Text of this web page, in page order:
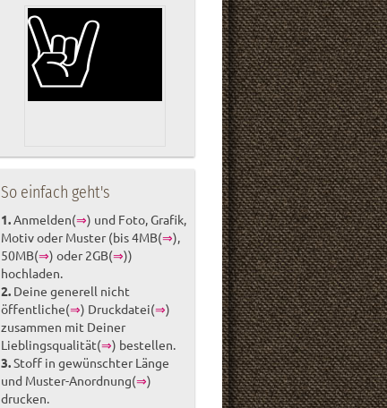
So einfach geht's
1.Anmelden(⇒) und Foto, Grafik,
Motiv oder Muster (bis 4MB(⇒),
50MB(⇒) oder 2GB(⇒))
hochladen.
2. Deine generell nicht
öffentliche(⇒) Druckdatei(⇒)
zusammen mit Deiner
Lieblingsqualität(⇒) bestellen.
3.Stoff in gewünschter Länge
und Muster-Anordnung(⇒)
drucken.